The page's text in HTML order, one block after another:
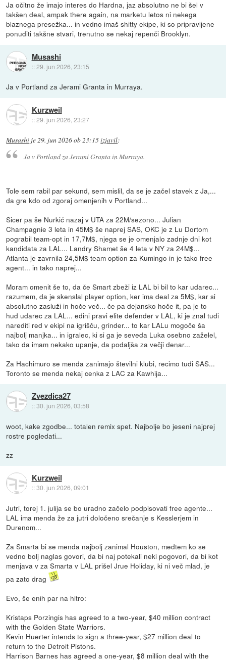
Ja očitno že imajo interes do Hardna, jaz absolutno ne bi šel v
takšen deal, ampak there again, na marketu letos ni nekega
blaznega presežka... in vedno imaš shitty ekipe, ki so pripravljene
ponuditi takšne stvari, trenutno se nekaj repenči Brooklyn.
Musashi
::29. jun 2026, 23:15
Ja v Portland za Jerami Granta in Murraya.
Kurzweil
::29. jun 2026, 23:27
Musashi je 29. jun 2026 ob 23:15izjavil:
Ja v Portland za Jerami Granta in Murraya.
Tole sem rabil par sekund, sem mislil, da se je začel stavek z Ja,...
da gre kdo od zgoraj omenjenih v Portland...
Sicer pa še Nurkić nazaj v UTA za 22M/sezono... Julian
Champagnie 3 leta in 45M$ še naprej SAS, OKC je z Lu Dortom
pograbil team-opt in 17,7M$, njega se je omenjalo zadnje dni kot
kandidata za LAL... Landry Shamet še 4 leta v NY za 24M$...
Atlanta je zavrnila 24,5M$ team option za Kumingo in je tako free
agent... in tako naprej...
Moram omenit še to, da če Smart zbeži iz LAL bi bil to kar udarec...
razumem, da je skenslal player option, ker ima deal za 5M$, kar si
absolutno zasluži in hoče več... če pa dejansko hoče it, pa je to
hud udarec za LAL... edini pravi elite defender v LAL, ki je znal tudi
narediti red v ekipi na igrišču, grinder... to kar LALu mogoče ša
najbolj manjka... in igralec, ki si ga je seveda Luka osebno zaželel,
tako da imam nekako upanje, da podaljša za večji denar...
Za Hachimuro se menda zanimajo številni klubi, recimo tudi SAS...
Toronto se menda nekaj cenka z LAC za Kawhija...
Zvezdica27
::30. jun 2026, 03:58
woot, kake zgodbe... totalen remix spet. Najbolje bo jeseni najprej
rostre pogledati...
zz
Kurzweil
::30. jun 2026, 09:01
Jutri, torej 1. julija se bo uradno začelo podpisovati free agente...
LAL ima menda že za jutri določeno srečanje s Kesslerjem in
Durenom...
Za Smarta bi se menda najbolj zanimal Houston, medtem ko se
vedno bolj naglas govori, da bi naj potekali neki pogovori, da bi kot
menjava v za Smarta v LAL prišel Jrue Holiday, ki ni več mlad, je
pa zato drag
Evo, še enih par na hitro:
Kristaps Porzingis has agreed to a two-year, $40 million contract
with the Golden State Warriors.
Kevin Huerter intends to sign a three-year, $27 million deal to
return to the Detroit Pistons.
Harrison Barnes has agreed a one-year, $8 million deal with the